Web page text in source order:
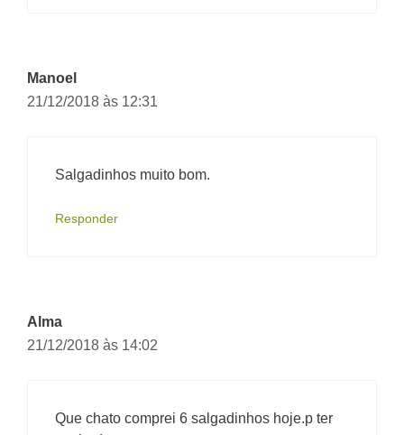
Manoel
21/12/2018 às 12:31
Salgadinhos muito bom.
Responder
Alma
21/12/2018 às 14:02
Que chato comprei 6 salgadinhos hoje.p ter